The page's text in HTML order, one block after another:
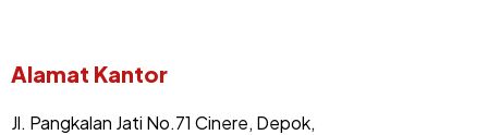
Alamat Kantor
Jl. Pangkalan Jati No.71 Cinere, Depok,